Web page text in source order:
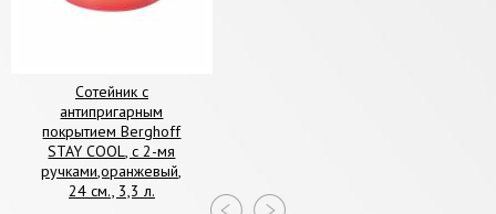
Сотейник с
антипригарным
покрытием Berghoff
STAY COOL, с 2-мя
ручками,оранжевый,
24 см., 3,3 л.